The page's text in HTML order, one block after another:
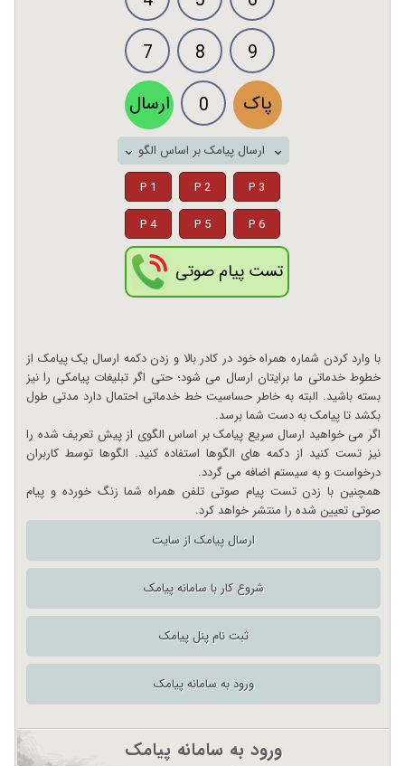
7
8
9
ارسال
0 پاک
ارسال پیامک بر اساس الگو
P 1
P 2
P 3
P 4
P 5 P 6
تست پیام صوتی
با وارد کردن شماره همراه خود در کادر بالا و زدن دکمه ارسال یک پیامک از
خطوط خدماتی ما برایتان ارسال می شود؛ حتی اگر تبلیغات پیامکی را نیز
بسته باشید. البته به خاطر حساسیت خط خدماتی احتمال دارد مدتی طول
بکشد تا پیامک به دست شما برسد.
اگر می خواهید ارسال سریع پیامک بر اساس الگوی از پیش تعریف شده را
نیز تست کنید از دکمه های الگوها استفاده کنید. الگوها توسط کاربران
درخواست و به سیستم اضافه می گردد.
همچنین با زدن تست پیام صوتی تلفن همراه شما زنگ خورده و پیام
صوتی تعیین شده را منتشر خواهد کرد.
ارسال پیامک از سایت
شروع کار با سامانه پیامک
ثبت نام پنل پیامک
ورود به سامانه پیامک
ورود به سامانه پیامک